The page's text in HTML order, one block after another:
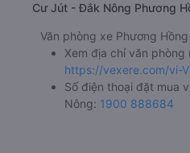
Cư Jút - Đắk Nông Phương
Văn phòng xe Phương
Xem địa chỉ văn phòng
https://vexere.com/vi-
Số điện thoại đặt mua
Nông: 1900 888684